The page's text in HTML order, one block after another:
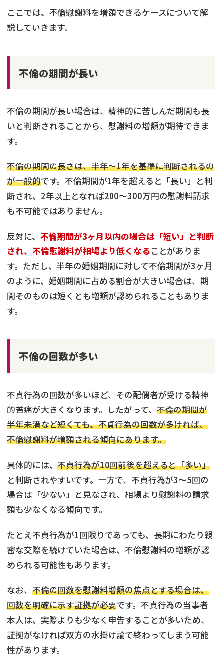
ここでは、不倫慰謝料を増額できるケースについて解
説していきます。
不倫の期間が長い
不倫の期間が長い場合は、精神的に苦しんだ期間も長
いと判断されることから、慰謝料の増額が期待できま
す。
不倫の期間の長さは、半年～1年を基準に判断されるの
が一般的です。不倫期間が1年を超えると「長い」と判
断され、2年以上となれば200～300万円の慰謝料請求
も不可能ではありません。
反対に、 不倫期間が3ヶ月以内の場合は「短い」と判断
され、不倫慰謝料が相場より低くなることがありま
す。ただし、半年の婚姻期間に対して不倫期間が3ヶ月
のように、婚姻期間に占める割合が大きい場合は、期
間そのものは短くとも増額が認められることもありま
す。
不倫の回数が多い
不貞行為の回数が多いほど、その配偶者が受ける精神
的苦痛が大きくなります。したがって、 不倫の期間が
半年未満など短くても、不貞行為の回数が多ければ、
不倫慰謝料が増額される傾向にあります。
具体的には、 不貞行為が10回前後を超えると「多い」
と判断されやすいです。一方で、不貞行為が3～5回の
場合は「少ない」と見なされ、相場より慰謝料の請求
額も少なくなる傾向です。
たとえ不貞行為が1回限りであっても、長期にわたり親
密な交際を続けていた場合は、不倫慰謝料の増額が認
められる可能性もあります。
なお、 不倫の回数を慰謝料増額の焦点とする場合は、
回数を明確に示す証拠が必要です。不貞行為の当事者
本人は、実際よりも少なく申告することが多いため、
証拠がなければ双方の水掛け論で終わってしまう可能
性があります。